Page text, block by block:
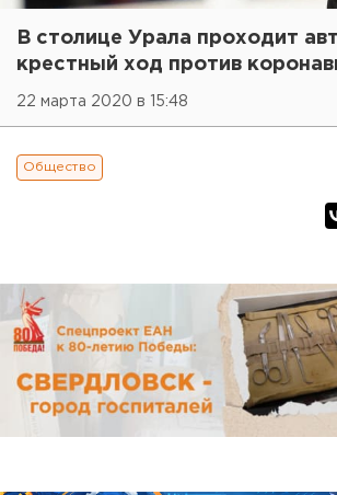
В столице Урала проходит
крестный ход против
22 марта 2020 в 15:48
Общество